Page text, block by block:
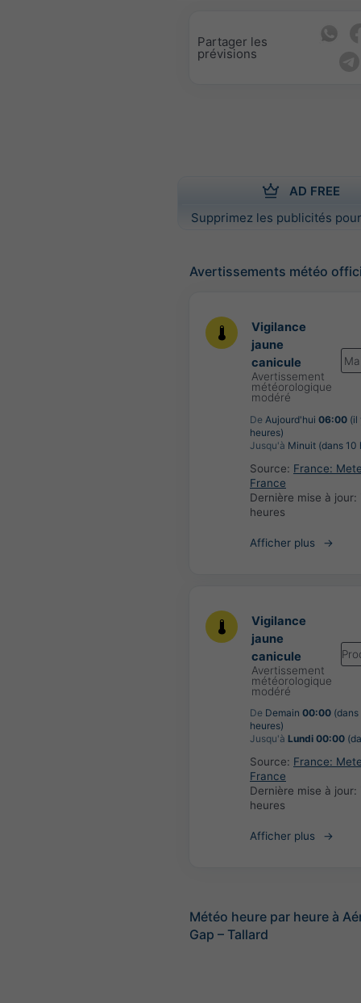
Partager les
prévisions
AD FREE
Supprimez les publicités
Avertissements météo
Vigilance
jaune
canicule
Avertissement
météorologique
modéré
De Aujourd'hui 06:00 (il
heures)
Jusqu'à Minuit (dans 10
Source: France:
France
Dernière mise à jour:
heures
Afficher plus
Vigilance
jaune
canicule
Avertissement
météorologique
modéré
De Demain 00:00 (dans
heures)
Jusqu'à Lundi 00:00
Source: France:
France
Dernière mise à jour:
heures
Afficher plus
Météo heure par heure à
Gap – Tallard